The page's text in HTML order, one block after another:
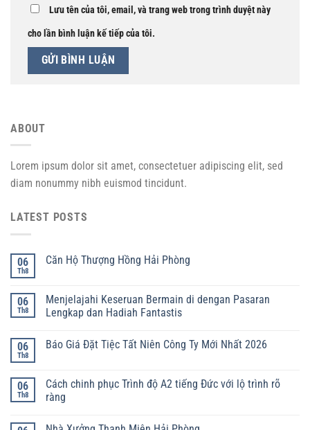
Lưu tên của tôi, email, và trang web trong trình duyệt này
cho lần bình luận kế tiếp của tôi.
ABOUT
Lorem ipsum dolor sit amet, consectetuer adipiscing elit, sed
diam nonummy nibh euismod tincidunt.
LATEST POSTS
06
Th8
Căn Hộ Thượng Hồng Hải Phòng
06
Th8
Menjelajahi Keseruan Bermain di dengan Pasaran
Lengkap dan Hadiah Fantastis
06
Th8
Báo Giá Đặt Tiệc Tất Niên Công Ty Mới Nhất 2026
06
Th8
Cách chinh phục Trình độ A2 tiếng Đức với lộ trình rõ
ràng